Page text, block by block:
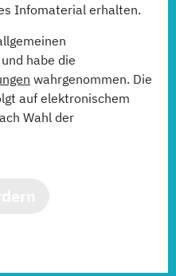
Infomaterial erhalten.
und habe die
wahrgenommen. Die
auf elektronischem
Wahl der